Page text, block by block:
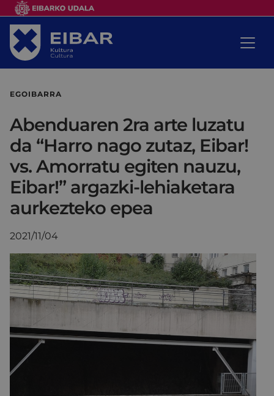
EGOIBARRA
Abenduaren 2ra arte luzatu
da “Harro nago zutaz, Eibar!
vs. Amorratu egiten nauzu,
Eibar!” argazki-lehiaketara
aurkezteko epea
2021/11/04